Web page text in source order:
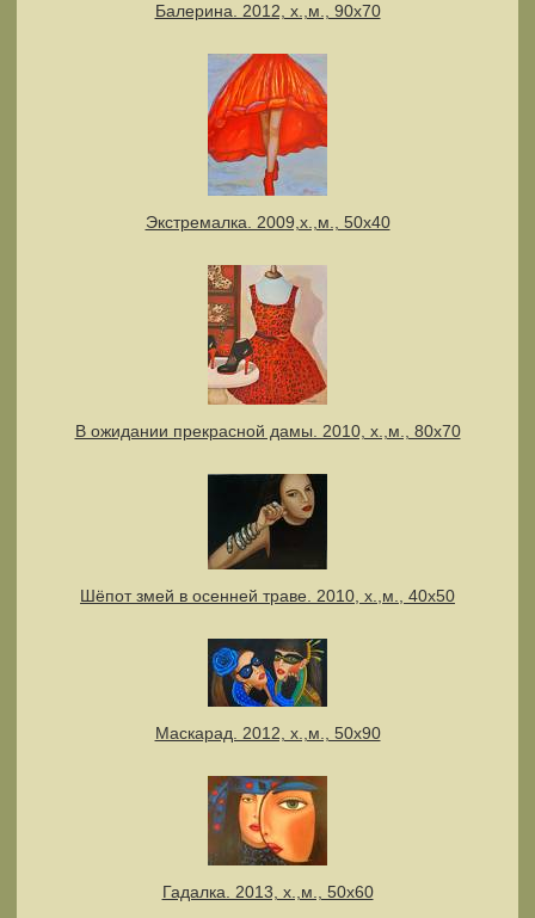
Балерина. 2012, х.,м., 90х70
Экстремалка. 2009,х.,м., 50х40
В ожидании прекрасной дамы. 2010, х.,м., 80х70
Шёпот змей в осенней траве. 2010, х.,м., 40х50
Маскарад. 2012, х.,м., 50х90
Гадалка. 2013, х.,м., 50х60